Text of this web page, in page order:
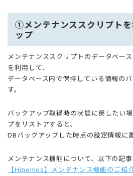
①メンテナンススクリプト
ップ
メンテナンススクリプトのデータベー
を利用して、
データベース内で保持している情報の
す。
バックアップ取得時の状態に戻したい
プをリストアすると、
DBバックアップした時点の設定情報に
メンテナンス機能について、以下の記事
【Hinemos】メンテナンス機能のご紹